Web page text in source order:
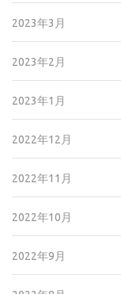
2023年3月
2023年2月
2023年1月
2022年12月
2022年11月
2022年10月
2022年9月